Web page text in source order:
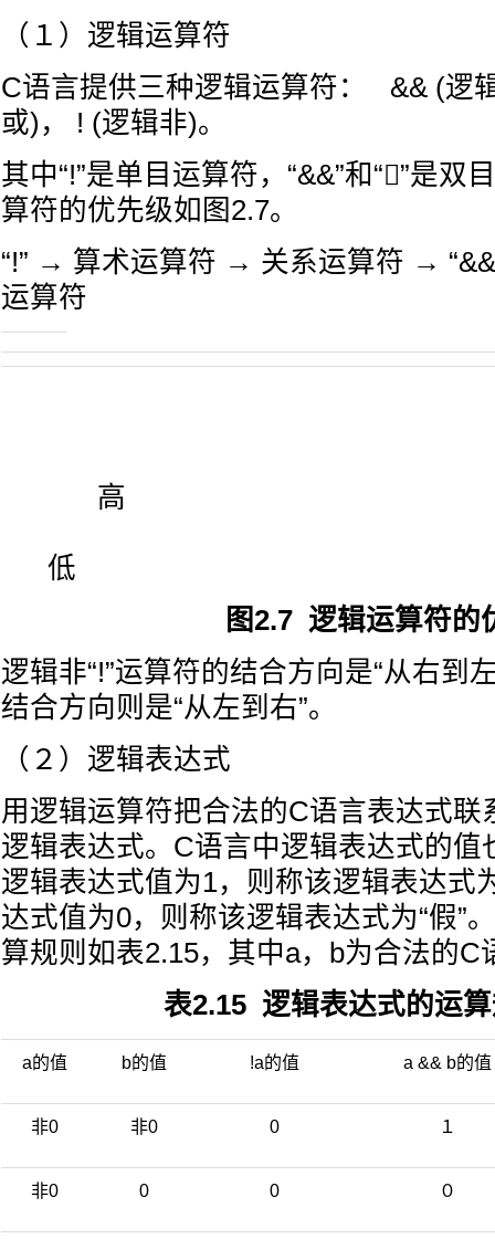
（１）逻辑运算符
C语言提供三种逻辑运算符： && (逻
或)， ! (逻辑非)。
其中“!”是单目运算符，“&&”和“”是双
算符的优先级如图2.7。
“!” → 算术运算符 → 关系运算符 →
运算符
高
低
图2.7 逻辑运算符的优
逻辑非“!”运算符的结合方向是“从右到左
结合方向则是“从左到右”。
（２）逻辑表达式
用逻辑运算符把合法的C语言表达式联
逻辑表达式。C语言中逻辑表达式的值
逻辑表达式值为1，则称该逻辑表达式
达式值为0，则称该逻辑表达式为“假”
算规则如表2.15，其中a，b为合法的C
表2.15 逻辑表达式的运
a的值 b的值 !a的值 a && b的值
非0 非0 0 １
非0 0 0 ０